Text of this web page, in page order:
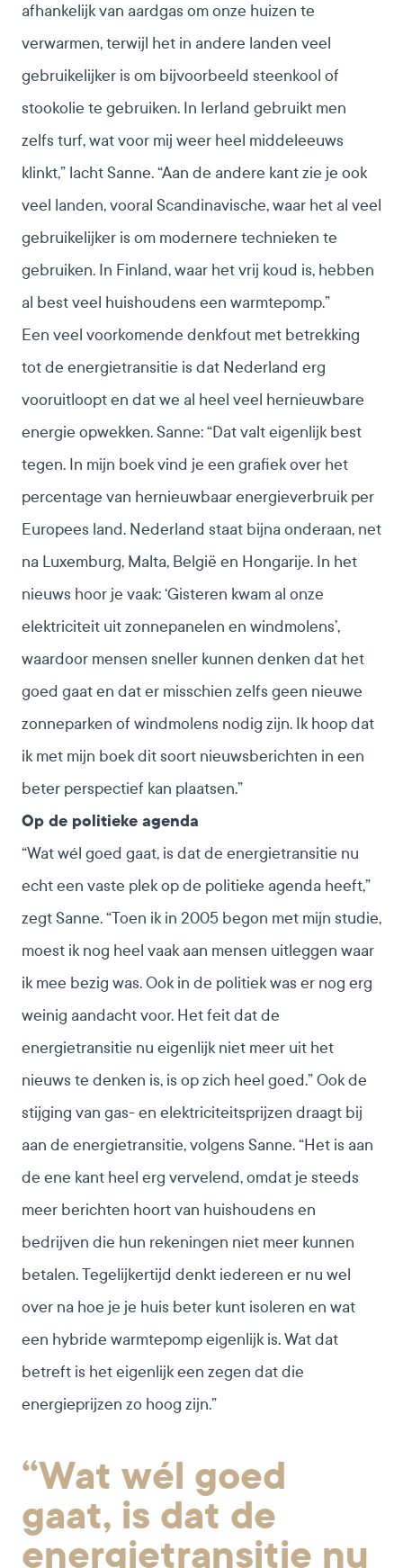
afhankelijk van aardgas om onze huizen te
verwarmen, terwijl het in andere landen veel
gebruikelijker is om bijvoorbeeld steenkool of
stookolie te gebruiken. In Ierland gebruikt men
zelfs turf, wat voor mij weer heel middeleeuws
klinkt,” lacht Sanne. “Aan de andere kant zie je ook
veel landen, vooral Scandinavische, waar het al veel
gebruikelijker is om modernere technieken te
gebruiken. In Finland, waar het vrij koud is, hebben
al best veel huishoudens een warmtepomp.”
Een veel voorkomende denkfout met betrekking
tot de energietransitie is dat Nederland erg
vooruitloopt en dat we al heel veel hernieuwbare
energie opwekken. Sanne: “Dat valt eigenlijk best
tegen. In mijn boek vind je een grafiekover het
percentage van hernieuwbaar energieverbruik per
Europees land. Nederland staat bijna onderaan, net
na Luxemburg, Malta, België en Hongarije. In het
nieuws hoor je vaak: ‘Gisteren kwam al onze
elektriciteit uit zonnepanelen en windmolens’,
waardoor mensen sneller kunnen denken dat het
goed gaat en dat er misschien zelfs geen nieuwe
zonneparken of windmolens nodig zijn. Ik hoop dat
ik met mijn boek dit soort nieuwsberichten in een
beter perspectief kan plaatsen.”
Op de politieke agenda
“Wat wél goed gaat, is dat de energietransitie nu
echt een vaste plek op de politieke agenda heeft,”
zegt Sanne. “Toen ik in 2005 begon met mijn studie,
moest ik nog heel vaak aan mensen uitleggen waar
ik mee bezig was. Ook in de politiek was er nog erg
weinig aandacht voor. Het feit dat de
energietransitie nu eigenlijk niet meer uit het
nieuws te denken is, is op zich heel goed.” Ook de
stijging van gas- en elektriciteitsprijzen draagt bij
aan de energietransitie, volgens Sanne. “Het is aan
de ene kant heel erg vervelend, omdat je steeds
meer berichten hoort van huishoudens en
bedrijven die hun rekeningen niet meer kunnen
betalen. Tegelijkertijd denkt iedereen er nu wel
over na hoe je je huis beter kunt isoleren en wat
een hybride warmtepomp eigenlijk is. Wat dat
betreft is het eigenlijk een zegen dat die
energieprijzen zo hoog zijn.”
“Wat wél goed
gaat, is dat de
energietransitie nu